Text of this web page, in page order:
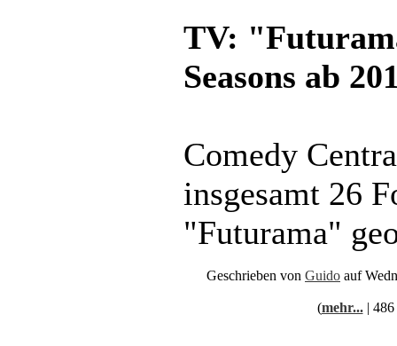
TV:
Seasons ab
Comedy
insgesamt 26
"Futurama"
Geschrieben von Guido auf
(mehr...| 486